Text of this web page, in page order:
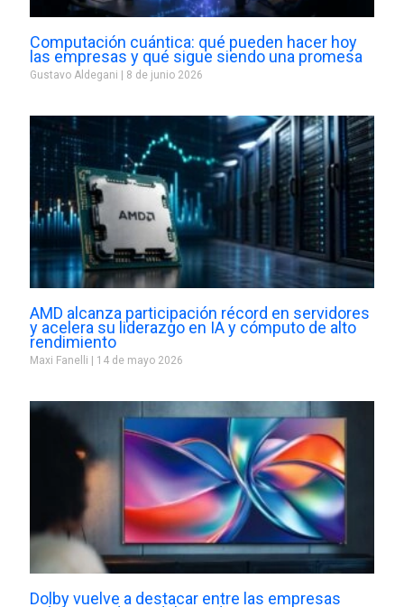
Computación cuántica: qué pueden hacer hoy
las empresas y qué sigue siendo una promesa
Gustavo Aldegani 8 de junio 2026
AMD alcanza participación récord en servidores
y acelera su liderazgo en IA y cómputo de alto
rendimiento
Maxi Fanelli 14 de mayo 2026
Dolby vuelve a destacar entre las empresas